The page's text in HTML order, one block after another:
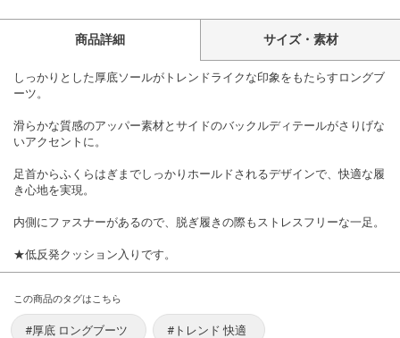
商品詳細 サイズ・素材
しっかりとした厚底ソールがトレンドライクな印象をもたらすロングブ
ーツ。
滑らかな質感のアッパー素材とサイドのバックルディテールがさりげな
いアクセントに。
足首からふくらはぎまでしっかりホールドされるデザインで、快適な履
き心地を実現。
内側にファスナーがあるので、脱ぎ履きの際もストレスフリーな一足。
★低反発クッション入りです。
この商品のタグはこちら
#厚底 ロングブーツ #トレンド 快適